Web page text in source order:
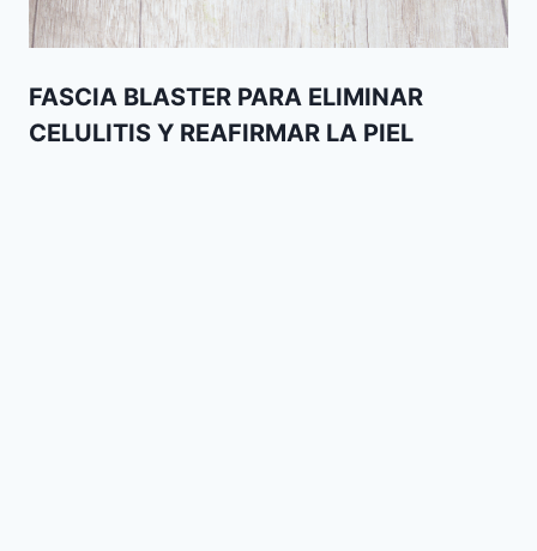
FASCIA BLASTER PARA ELIMINAR
CELULITIS Y REAFIRMAR LA PIEL